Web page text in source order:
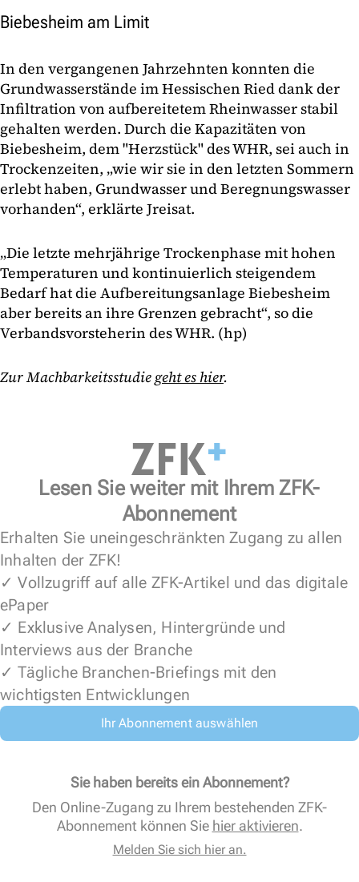
Biebesheim am Limit
In den vergangenen Jahrzehnten konnten die
Grundwasserstände im Hessischen Ried dank der
Infiltration von aufbereitetem Rheinwasser stabil
gehalten werden. Durch die Kapazitäten von
Biebesheim, dem "Herzstück" des WHR, sei auch in
Trockenzeiten, „wie wir sie in den letzten Sommern
erlebt haben, Grundwasser und Beregnungswasser
vorhanden“, erklärte Jreisat.
„Die letzte mehrjährige Trockenphase mit hohen
Temperaturen und kontinuierlich steigendem
Bedarf hat die Aufbereitungsanlage Biebesheim
aber bereits an ihre Grenzen gebracht“, so die
Verbandsvorsteherin des WHR. (hp)
Zur Machbarkeitsstudiegeht es hier.
Lesen Sie weiter mit Ihrem ZFK-
Abonnement
Erhalten Sie uneingeschränkten Zugang zu allen
Inhalten der ZFK!
✓ Vollzugriff auf alle ZFK-Artikel und das digitale
ePaper
✓ Exklusive Analysen, Hintergründe und
Interviews aus der Branche
✓ Tägliche Branchen-Briefings mit den
wichtigsten Entwicklungen
Ihr Abonnement auswählen
Sie haben bereits ein Abonnement?
Den Online-Zugang zu Ihrem bestehenden ZFK-
Abonnement können Sie hier aktivieren.
Melden Sie sich hier an.